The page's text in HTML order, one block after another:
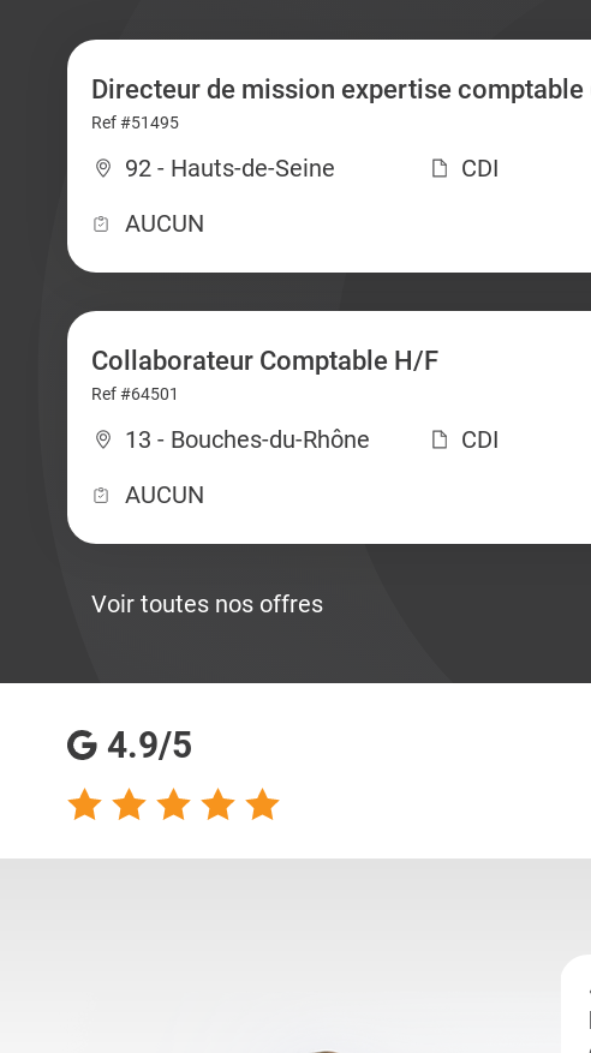
Directeur de mission expertise comptable
Ref #51495
92 - Hauts-de-Seine CDI
AUCUN
Collaborateur Comptable H/F
Ref #64501
13 - Bouches-du-Rhône CDI
AUCUN
Voir toutes nos offres
4.9/5